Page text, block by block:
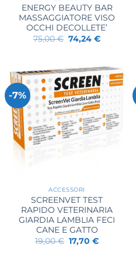
ENERGY BEAUTY BAR
MASSAGGIATORE VISO
OCCHI DECOLLETE’
75,00€ Il
prezzo
75,00 €.
74,24€Il
74,24 €.
-7%
ACCESSORI
SCREENVET TEST
RAPIDO VETERINARIA
GIARDIA LAMBLIA FECI
CANE E GATTO
19,00€ Il
prezzo
17,70€Il